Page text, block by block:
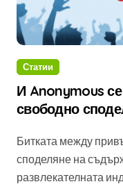
Статии
И Anonymous
свободно
Битката между привържениците на свободното
споделяне на
развлекателната